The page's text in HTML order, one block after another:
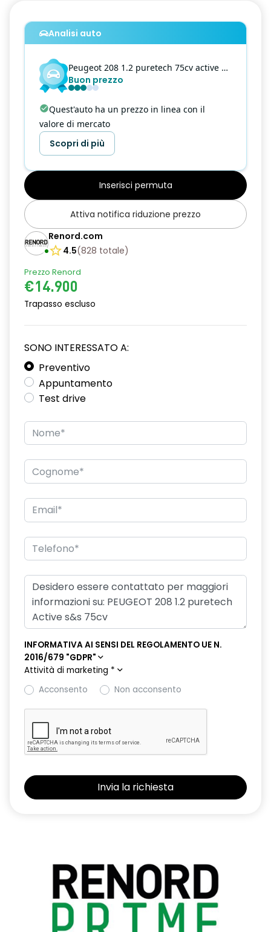
Analisi auto
Peugeot 208 1.2 puretech 75cv active s&s
Buon prezzo
Quest'auto ha un prezzo in linea con il
valore di mercato
Scopri di più
Inserisci permuta
Attiva notifica riduzione prezzo
Renord.com
4.5(828 totale)
Prezzo Renord
€14.900
Trapasso escluso
SONO INTERESSATO A:
Preventivo
Appuntamento
Test drive
INFORMATIVA AI SENSI DEL REGOLAMENTO UE N.
2016/679 "GDPR"
Attività di marketing *
Acconsento
Non acconsento